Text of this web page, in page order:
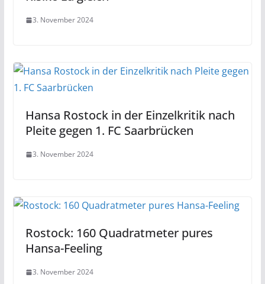
3. November 2024
Hansa Rostock in der Einzelkritik nach
Pleite gegen 1. FC Saarbrücken
3. November 2024
Rostock: 160 Quadratmeter pures
Hansa-Feeling
3. November 2024